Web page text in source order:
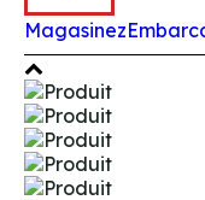
Magasinez